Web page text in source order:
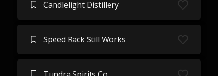
Candlelight Distillery
Speed Rack Still Works